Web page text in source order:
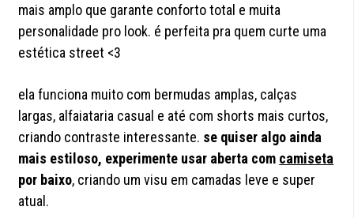
mais amplo que garante conforto total e muita
personalidade pro look. é perfeita pra quem curte uma
estética street <3
ela funciona muito com bermudas amplas, calças
largas, alfaiataria casual e até com shorts mais curtos,
criando contraste interessante. se quiser algo ainda
mais estiloso, experimente usar aberta com camiseta
por baixo, criando um visu em camadas leve e super
atual.